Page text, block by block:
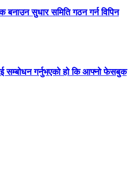
बनाउन सुधार समिति गठन गर्न विपिन
सम्बोधन गर्नुभएको हो कि आफ्नो फेसबुक